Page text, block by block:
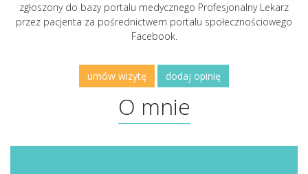
zgłoszony do bazy portalu medycznego Profesjonalny Lekarz
przez pacjenta za pośrednictwem portalu społecznościowego
Facebook.
umów wizytę dodaj opinię
O mnie